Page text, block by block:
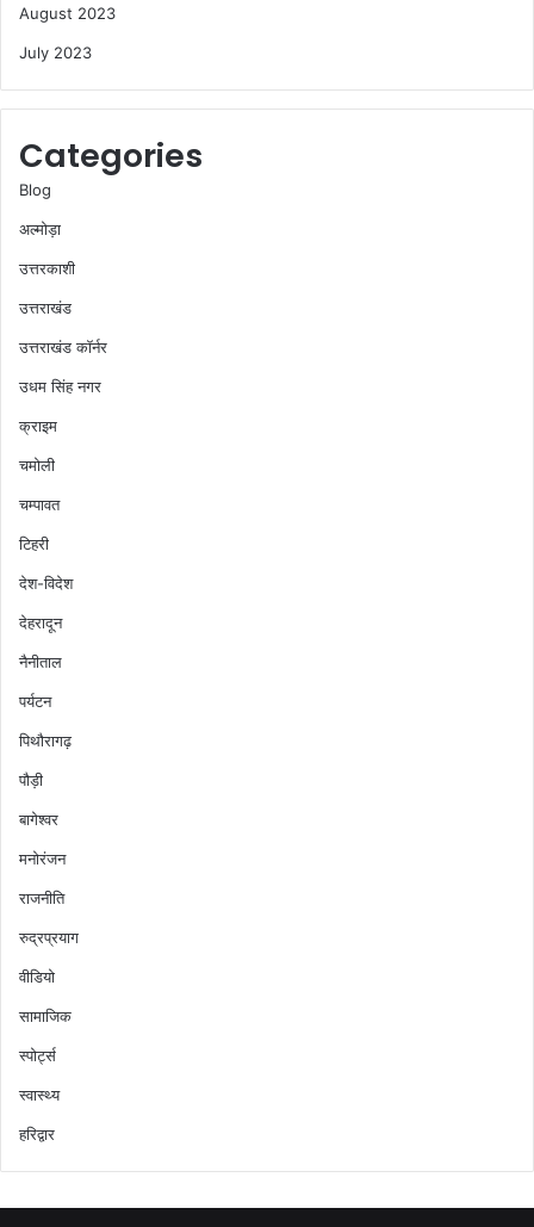
August 2023
July 2023
Categories
Blog
अल्मोड़ा
उत्तरकाशी
उत्तराखंड
उत्तराखंड कॉर्नर
उधम सिंह नगर
क्राइम
चमोली
चम्पावत
टिहरी
देश-विदेश
देहरादून
नैनीताल
पर्यटन
पिथौरागढ़
पौड़ी
बागेश्वर
मनोरंजन
राजनीति
रुद्रप्रयाग
वीडियो
सामाजिक
स्पोर्ट्स
स्वास्थ्य
हरिद्वार